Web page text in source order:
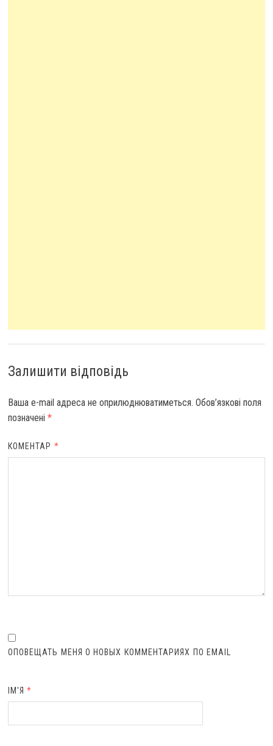
Залишити відповідь
Ваша e-mail адреса не оприлюднюватиметься. Обов’язкові поля
позначені *
КОМЕНТАР *
ОПОВЕЩАТЬ МЕНЯ О НОВЫХ КОММЕНТАРИЯХ ПО EMAIL
ІМ'Я*